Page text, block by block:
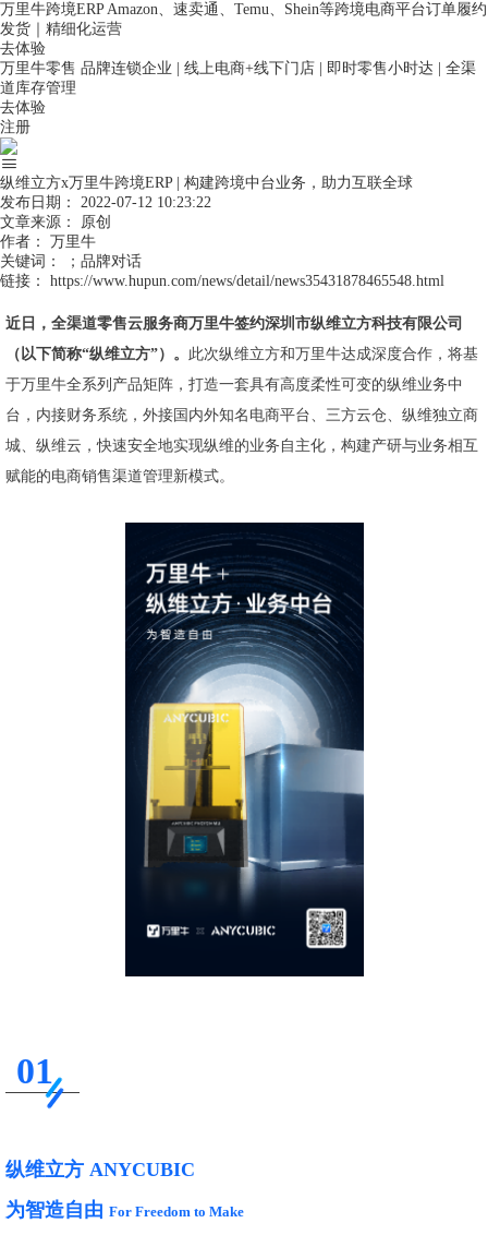
万里牛跨境ERP Amazon、速卖通、Temu、Shein等跨境电商平台订单履约
发货｜精细化运营
去体验
万里牛零售 品牌连锁企业 | 线上电商+线下门店 | 即时零售小时达 | 全渠
道库存管理
去体验
注册
纵维立方x万里牛跨境ERP | 构建跨境中台业务，助力互联全球
发布日期：
2022-07-12 10:23:22
文章来源：
原创
作者：
万里牛
关键词：
；品牌对话
链接：
https://www.hupun.com/news/detail/news35431878465548.html
近日，全渠道零售云服务商万里牛签约深圳市纵维立方科技有限公司
（以下简称“纵维立方”）。 此次纵维立方和万里牛达成深度合作，将基
于万里牛全系列产品矩阵，打造一套具有高度柔性可变的纵维业务中
台，内接财务系统，外接国内外知名电商平台、三方云仓、纵维独立商
城、纵维云，快速安全地实现纵维的业务自主化，构建产研与业务相互
赋能的电商销售渠道管理新模式。
01
纵维立方 ANYCUBIC
为智造自由 For Freedom to Make